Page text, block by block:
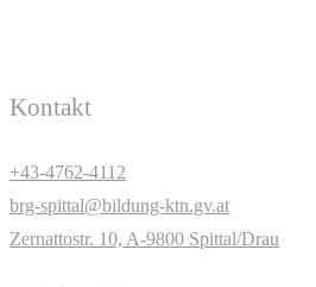
Kontakt
+43-4762-4112
brg-spittal@bildung-ktn.gv.at
Zernattostr. 10, A-9800 Spittal/Drau